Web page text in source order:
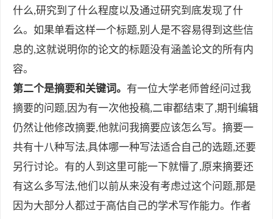
什么,研究到了什么程度以及通过研究到底发现了什
么。如果单看这样一个标题,别人是不容易得到这些信
息的,这就说明你的论文的标题没有涵盖论文的所有内
容。
第二个是摘要和关键词。 有一位大学老师曾经问过我
摘要的问题,因为有一次他投稿,二审都结束了,期刊编辑
仍然让他修改摘要,他就问我摘要应该怎么写。摘要一
共有十八种写法,具体哪一种写法适合自己的选题,还要
另行讨论。有的人到这里可能一下就懵了,原来摘要还
有这么多写法,他们以前从来没有考虑过这个问题,那是
因为大部分人都过于高估自己的学术写作能力。作者